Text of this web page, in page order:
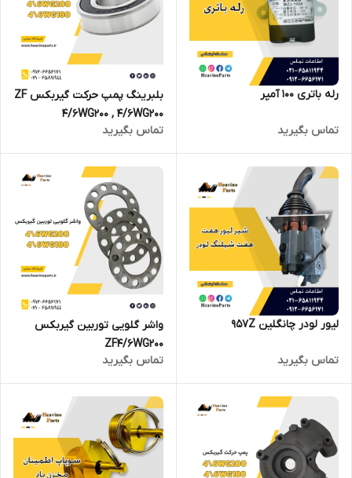
رله باتری 100 آمپر
تماس بگیرید
بلبرینگ پمپ حرکت گیربکس ZF
4/6WG200 , 4/6WG200
تماس بگیرید
لیور لودر چانگلین 957Z
تماس بگیرید
واشر گلویی توربین گیربکس
ZF4/6WG200
تماس بگیرید